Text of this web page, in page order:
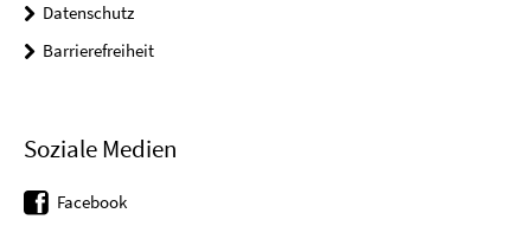
Datenschutz
Barrierefreiheit
Soziale Medien
Facebook